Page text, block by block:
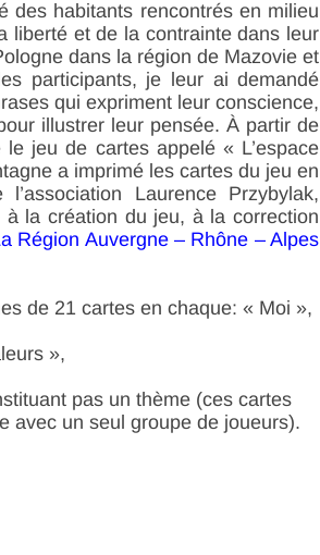
des habitants rencontrés en milieu
liberté et de la contrainte dans leur
dans la région de Mazovie et
participants, je leur ai demandé
qui expriment leur conscience,
illustrer leur pensée. À partir de
jeu de cartes appelé « L’espace
a imprimé les cartes du jeu en
Laurence Przybylak,
la création du jeu, à la correction
Région Auvergne – Rhône – Alpes
de 21 cartes en chaque: « Moi »,
»,
pas un thème (ces cartes
avec un seul groupe de joueurs).